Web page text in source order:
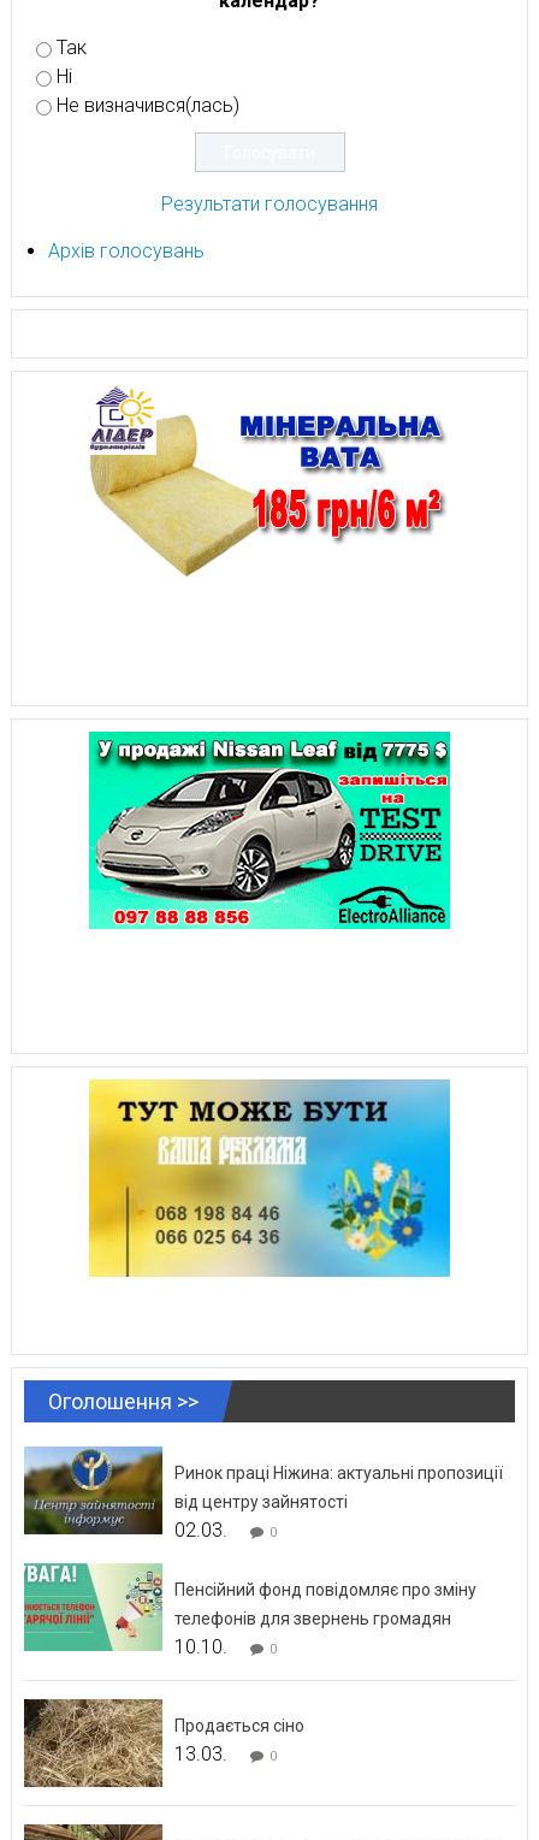
Так
Ні
Не визначився(лась)
Результати голосування
Архів голосувань
Оголошення >>
Ринок праці Ніжина: актуальні пропозиції
від центру зайнятості
02.03. 0
Пенсійний фонд повідомляє про зміну
телефонів для звернень громадян
10.10. 0
Продається сіно
13.03. 0